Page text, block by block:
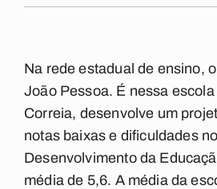
Na rede estadual de ensino,
João Pessoa. É nessa
Correia, desenvolve um
notas baixas e dificuldades
Desenvolvimento da
média de 5,6. A média da